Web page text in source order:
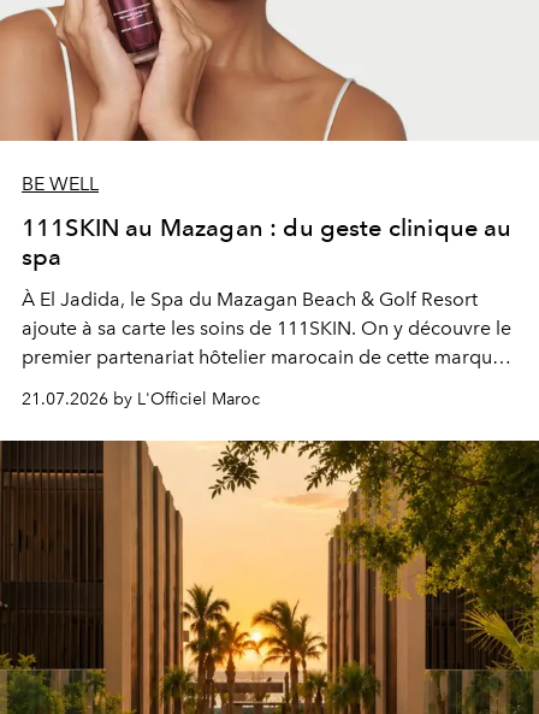
BE WELL
111SKIN au Mazagan : du geste clinique au
spa
À El Jadida, le Spa du Mazagan Beach & Golf Resort
ajoute à sa carte les soins de 111SKIN. On y découvre le
premier partenariat hôtelier marocain de cette marque
britannique, née dans un cabinet de chirurgie plastique
londonien et construite depuis autour d'un actif breveté,
le complexe NAC Y2™.
21.07.2026 by L'Officiel Maroc